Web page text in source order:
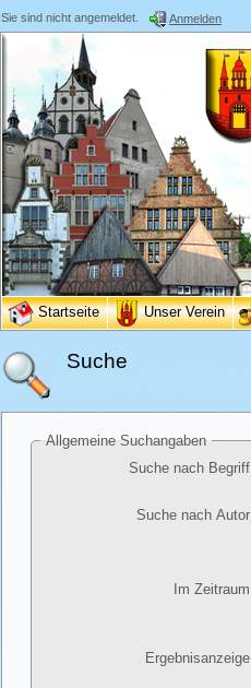
Sie sind nicht angemeldet. Anmelden
Startseite Unser Verein
Suche
Allgemeine Suchangaben
Suche nach Begriff
Suche nach Autor
Im Zeitraum
Ergebnisanzeige